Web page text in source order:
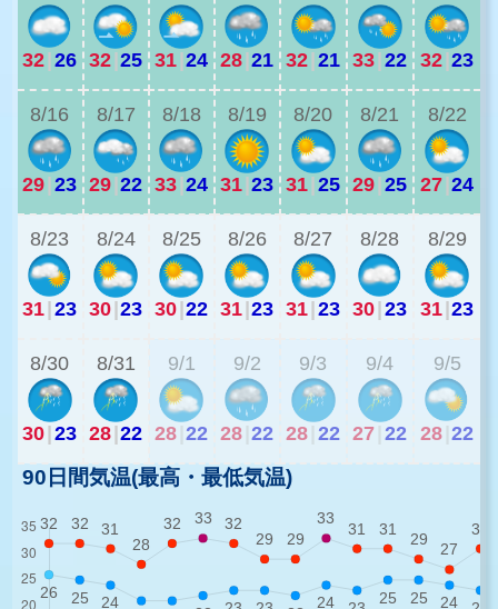
32|26 32|25 31|24 28|21 32|21 33|22 32|23
8/16
29|23
8/17
29|22
8/18
33|24
8/19
31|23
8/20
31|25
8/21
29|25
8/22
27|24
8/23
31|23
8/24
30|23
8/25
30|22
8/26
31|23
8/27
31|23
8/28
30|23
8/29
31|23
8/30
30|23
8/31
28|22
9/1
28 22
9/2
28 22
9/3
28 22
9/4
27 22
9/5
28 22
90日間気温(最高・最低気温)